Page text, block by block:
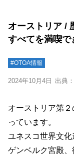
オーストリア /
すべてを満喫で
#OTOA情報
2024年10月4日 出典
オーストリア第
っています。
ユネスコ世界文
ゲンベルク宮殿